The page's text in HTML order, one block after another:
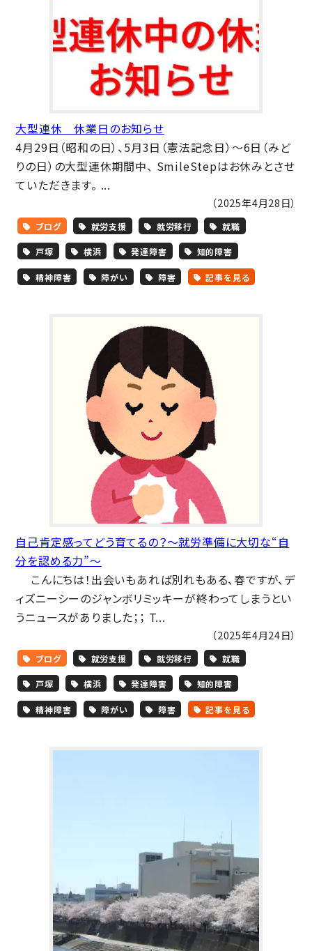
大型連休 休業日のお知らせ
4月29日（昭和の日）、5月3日（憲法記念日）～6日（みど
りの日）の大型連休期間中、 SmileStepはお休みとさせ
ていただきます。 ...
（2025年4月28日）
ブログ 就労支援 就労移行 就職
戸塚 横浜 発達障害 知的障害
精神障害 障がい 障害 記事を見る
自己肯定感ってどう育てるの？〜就労準備に大切な“自
分を認める力”〜
こんにちは！出会いもあれば別れもある、春ですが、デ
ィズニーシーのジャンボリミッキーが終わってしまうとい
うニュースがありました；； T...
（2025年4月24日）
ブログ 就労支援 就労移行 就職
戸塚 横浜 発達障害 知的障害
精神障害 障がい 障害 記事を見る